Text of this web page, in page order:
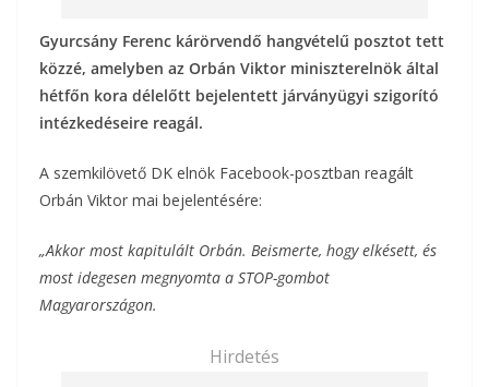
Gyurcsány Ferenc kárörvendő hangvételű posztot tett
közzé, amelyben az Orbán Viktor miniszterelnök által
hétfőn kora délelőtt bejelentett járványügyi szigorító
intézkedéseire reagál.
A szemkilövető DK elnök Facebook-posztban reagált
Orbán Viktor mai bejelentésére:
„Akkor most kapitulált Orbán. Beismerte, hogy elkésett, és
most idegesen megnyomta a STOP-gombot
Magyarországon.
Hirdetés